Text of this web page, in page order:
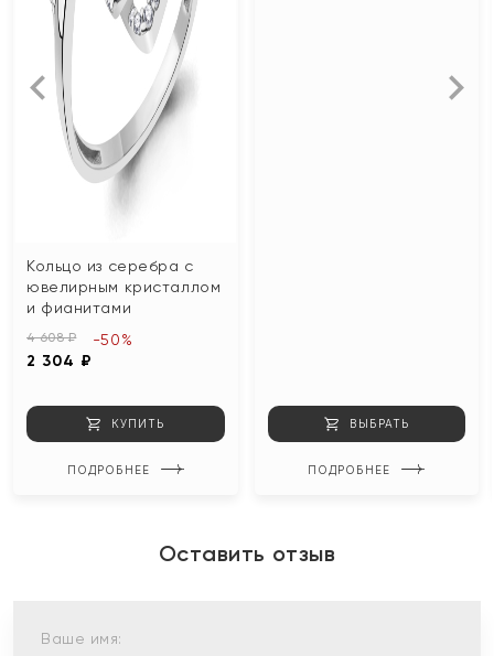
Кольцо из серебра с
ювелирным кристаллом
и фианитами
4 608 ₽
2 304 ₽
-50%
КУПИТЬ
ПОДРОБНЕЕ
ВЫБРАТЬ
ПОДРОБНЕЕ
Оставить отзыв
Ваше имя: